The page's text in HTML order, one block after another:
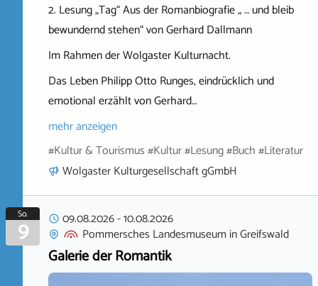
2. Lesung „Tag“ Aus der Romanbiografie „ … und bleib
bewundernd stehen“ von Gerhard Dallmann
Im Rahmen der Wolgaster Kulturnacht.
Das Leben Philipp Otto Runges, eindrücklich und
emotional erzählt von Gerhard…
mehr anzeigen
#Kultur & Tourismus #Kultur #Lesung #Buch #Literatur
Wolgaster Kulturgesellschaft gGmbH
So.
9 09.08.2026-10.08.2026
Pommersches LandesmuseuminGreifswald
Galerie der Romantik